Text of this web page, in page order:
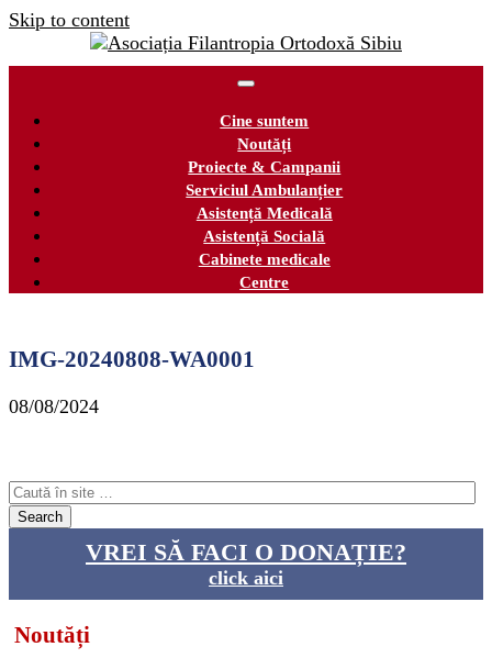
Skip to content
Cine suntem
Noutăți
Proiecte & Campanii
Serviciul Ambulanțier
Asistență Medicală
Asistență Socială
Cabinete medicale
Centre
IMG-20240808-WA0001
08/08/2024
VREI SĂ FACI O DONAȚIE?
click aici
Noutăți